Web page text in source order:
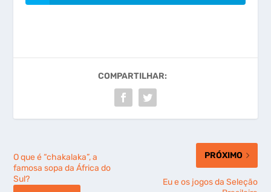
COMPARTILHAR:
O que é “chakalaka”, a
famosa sopa da África do
Sul?
PRÓXIMO
Eu e os jogos da Seleção